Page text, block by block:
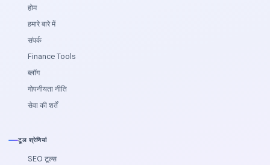
होम
हमारे बारे में
संपर्क
Finance Tools
ब्लॉग
गोपनीयता नीति
सेवा की शर्तें
टूल श्रेणियां
SEO टूल्स